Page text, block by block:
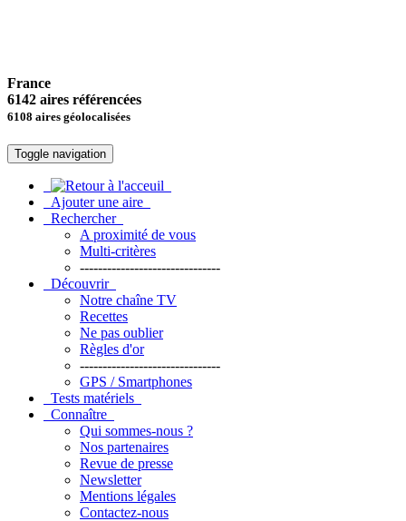
France
6142 aires référencées
6108 aires géolocalisées
Toggle navigation
Ajouter une aire
Rechercher
A proximité de vous
Multi-critères
-------------------------------
Découvrir
Notre chaîne TV
Recettes
Ne pas oublier
Règles d'or
-------------------------------
GPS / Smartphones
Tests matériels
Connaître
Qui sommes-nous ?
Nos partenaires
Revue de presse
Newsletter
Mentions légales
Contactez-nous